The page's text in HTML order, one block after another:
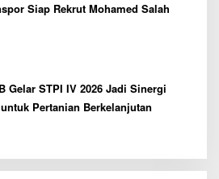
Siap Rekrut Mohamed Salah
Gelar STPI IV 2026 Jadi Sinergi
Pertanian Berkelanjutan